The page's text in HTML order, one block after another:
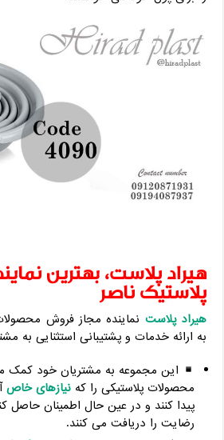
هیراد پلاست، بهترین
پلاستیک ناصر
هیراد پلاست نماینده مجاز فروش
به ارائه خدمات و پشتیبانی استثنایی به
این مجموعه به مشتریان خود کمک
محصولات پلاستیکی را کهنیازهای خاص
پیدا کنند و در عین حال اطمینان حاصل
رضایت را دریافت می کنند.